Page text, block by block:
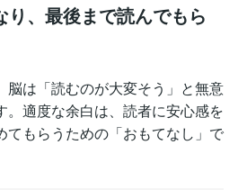
、最後まで読んでもら
脳は「読むのが大変そう」と無意
。適度な余白は、読者に安心感を
てもらうための「おもてなし」で